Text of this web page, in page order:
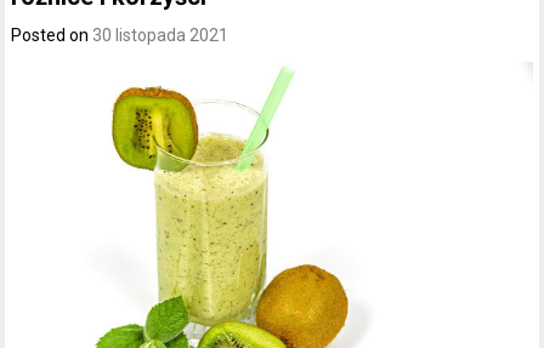
Posted on 30 listopada 2021